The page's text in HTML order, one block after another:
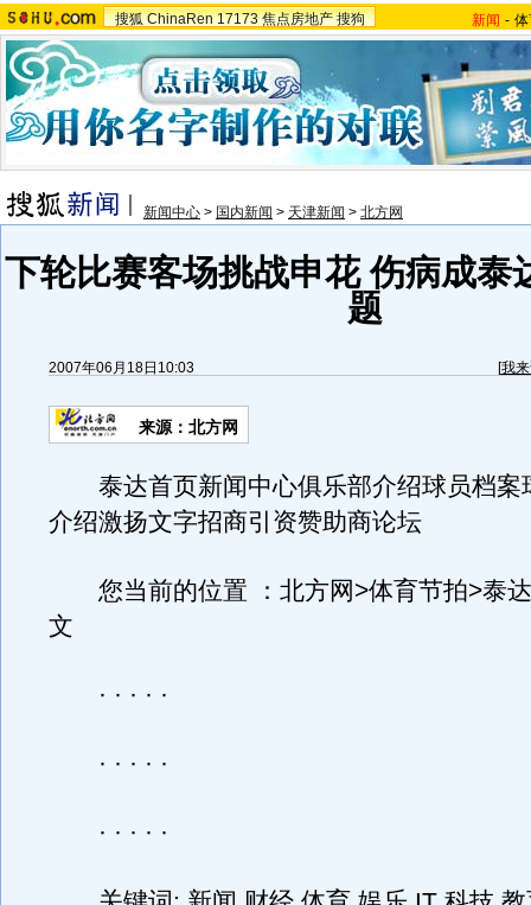
搜狐 ChinaRen 17173 焦点房地产 搜狗 新闻 -
新闻中心 > 国内新闻 > 天津新闻 > 北方网
下轮比赛客场挑战申花 伤病成泰
题
2007年06月18日10:03 [我
来源：北方网
泰达首页新闻中心俱乐部介绍球员档案
介绍激扬文字招商引资赞助商论坛
您当前的位置 ：北方网>体育节拍>泰
文
· · · · ·
· · · · ·
· · · · ·